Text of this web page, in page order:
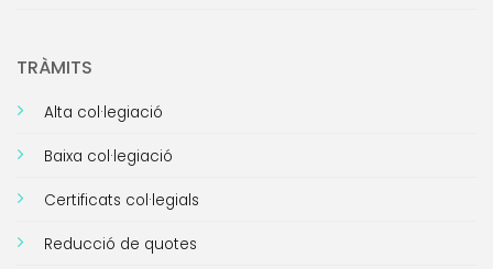
TRÀMITS
Alta col·legiació
Baixa col·legiació
Certificats col·legials
Reducció de quotes